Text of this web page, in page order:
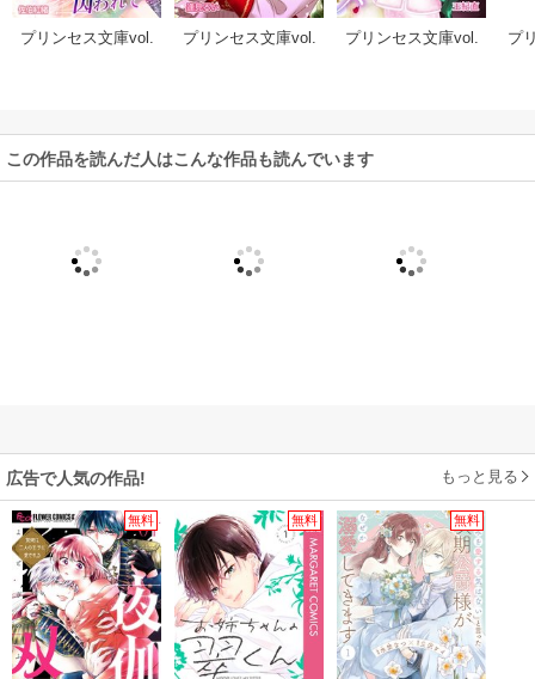
プリンセス文庫vol.
プリンセス文庫vol.
プリンセス文庫vol.
プ
この作品を読んだ人はこんな作品も読んでいます
広告で人気の作品! もっと見る
無料 無料 無料